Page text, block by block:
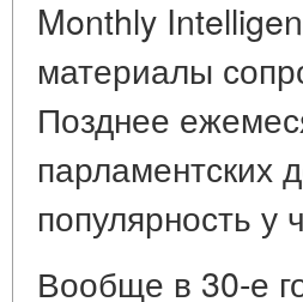
Monthly
материалы
Позднее
парламентских
популярность у
Вообще в 30-е